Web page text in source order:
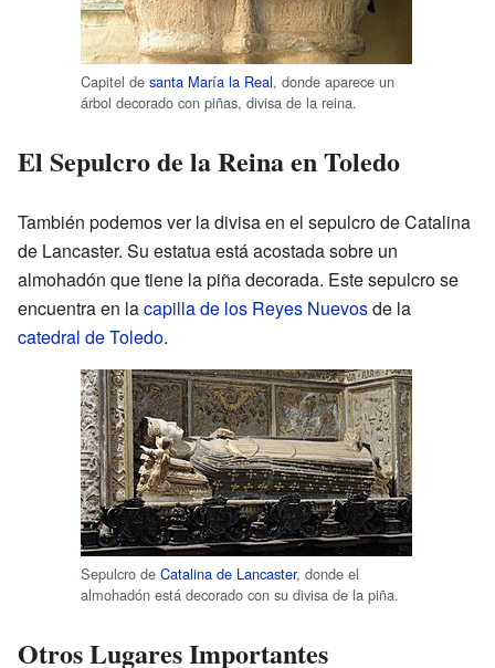
Capitel de santa María la Real, donde aparece un
árbol decorado con piñas, divisa de la reina.
El Sepulcro de la Reina en Toledo
También podemos ver la divisa en el sepulcro de Catalina
de Lancaster. Su estatua está acostada sobre un
almohadón que tiene la piña decorada. Este sepulcro se
encuentra en lacapilla de los Reyes Nuevosde la
catedral de Toledo.
Sepulcro de Catalina de Lancaster, donde el
almohadón está decorado con su divisa de la piña.
Otros Lugares Importantes